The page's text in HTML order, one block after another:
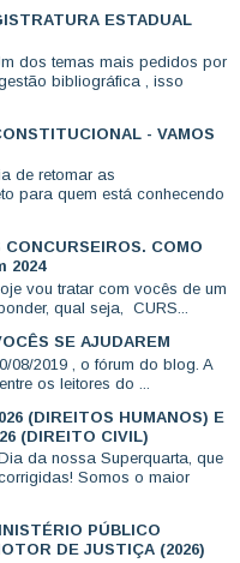
ESTADUAL
dos temas mais pedidos por
bibliográfica , isso
- VAMOS
de retomar as
para quem está conhecendo
COMO
2024
vou tratar com vocês de um
qual seja, CURS...
SE AJUDAREM
08/2019 , o fórum do blog. A
os leitores do ...
(DIREITOS HUMANOS) E
(DIREITO CIVIL)
da nossa Superquarta, que
Somos o maior
PÚBLICO
DE JUSTIÇA (2026)